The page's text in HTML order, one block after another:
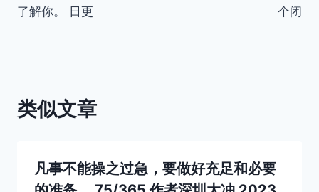
了解你。 日更
个闭
类似文章
凡事不能操之过急，要做好充足和必要